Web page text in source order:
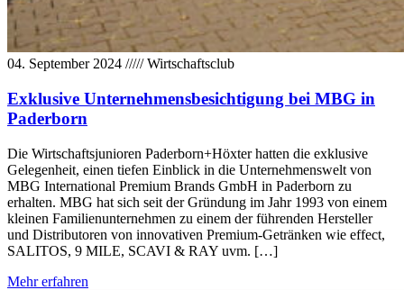
04. September 2024 /////Wirtschaftsclub
Exklusive Unternehmensbesichtigung bei MBG in
Paderborn
Die Wirtschaftsjunioren Paderborn+Höxter hatten die exklusive
Gelegenheit, einen tiefen Einblick in die Unternehmenswelt von
MBG International Premium Brands GmbH in Paderborn zu
erhalten. MBG hat sich seit der Gründung im Jahr 1993 von einem
kleinen Familienunternehmen zu einem der führenden Hersteller
und Distributoren von innovativen Premium-Getränken wie effect,
SALITOS, 9 MILE, SCAVI & RAY uvm. […]
Mehr erfahren